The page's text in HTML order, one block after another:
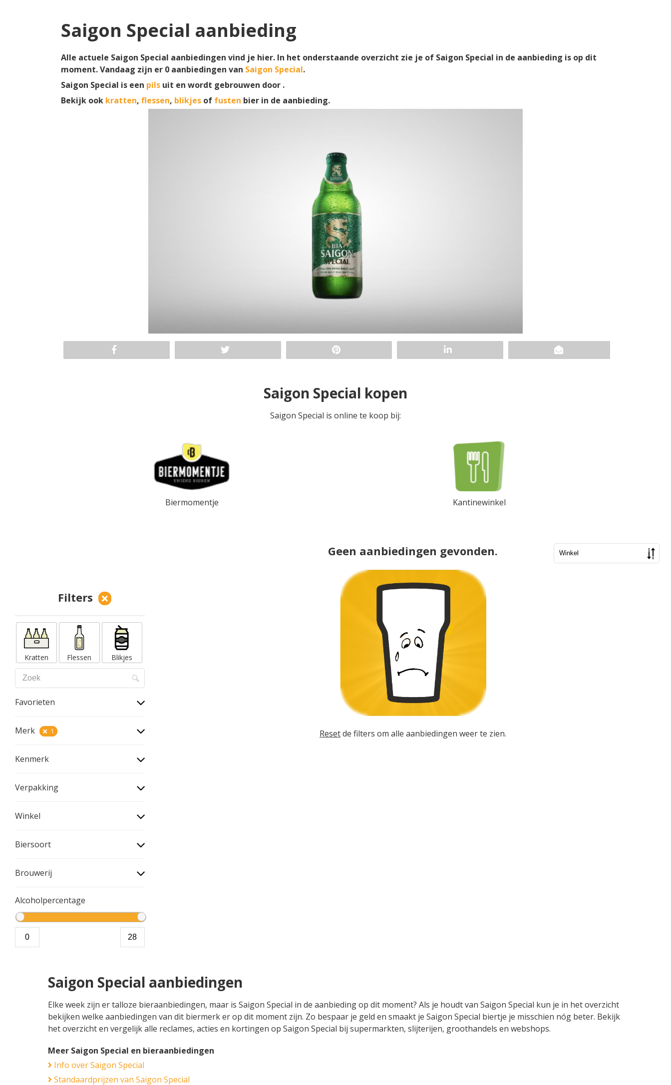
Saigon Special aanbieding
Alle actuele Saigon Special aanbiedingen vind je hier. In het onderstaande overzicht zie je of Saigon Special in de aanbieding is op dit
moment. Vandaag zijn er 0 aanbiedingen van Saigon Special.
Saigon Special is een pils uit en wordt gebrouwen door .
Bekijk ook kratten, flessen, blikjes of fusten bier in de aanbieding.
Saigon Special kopen
Saigon Special is online te koop bij:
Biermomentje Kantinewinkel
Filters
Kratten Flessen Blikjes
Favorieten
Merk 1
Kenmerk
Verpakking
Winkel
Biersoort
Brouwerij
Alcoholpercentage
Geen aanbiedingen gevonden.
Resetde filters om alle aanbiedingen weer te zien.
Saigon Special aanbiedingen
Elke week zijn er talloze bieraanbiedingen, maar is Saigon Special in de aanbieding op dit moment? Als je houdt van Saigon Special kun je in het overzicht
bekijken welke aanbiedingen van dit biermerk er op dit moment zijn. Zo bespaar je geld en smaakt je Saigon Special biertje je misschien nóg beter. Bekijk
het overzicht en vergelijk alle reclames, acties en kortingen op Saigon Special bij supermarkten, slijterijen, groothandels en webshops.
Meer Saigon Special en bieraanbiedingen
Info over Saigon Special
Standaardprijzen van Saigon Special